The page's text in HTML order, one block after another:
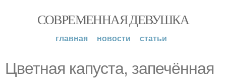
СОВРЕМЕННАЯ ДЕВУШКА
главная новости статьи
Цветная капуста, запечённая